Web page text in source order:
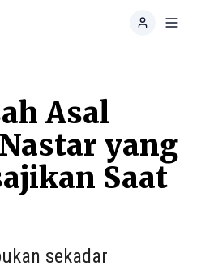
Asal
yang
Saat
sekadar